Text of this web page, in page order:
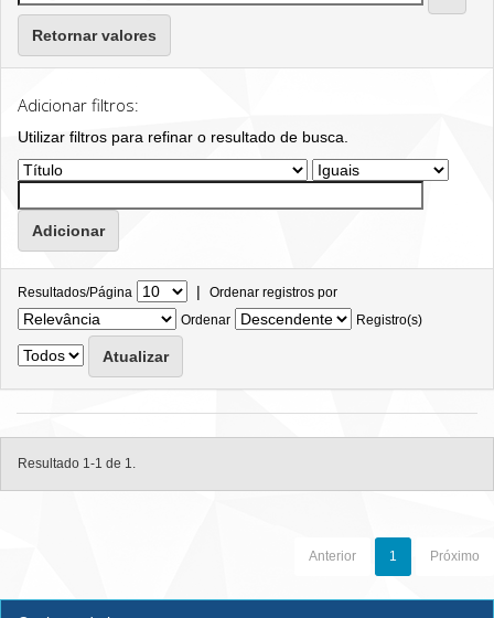
Retornar valores
Adicionar filtros:
Utilizar filtros para refinar o resultado de busca.
Resultados/Página | Ordenar registros por
Ordenar
Registro(s)
Resultado 1-1 de 1.
Anterior 1 Próximo